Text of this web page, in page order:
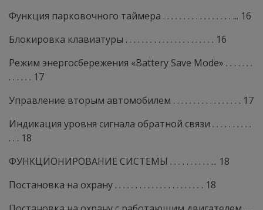
Функция парковочного таймера . . . . . . . . . . . . . . . . . ... 16
Блокировка клавиатуры . . . . . . . . . . . . . . . . . . . . . . 16
Режим энергосбережения «Battery Save Mode» . . . . . . .
. . . . . . 17
Управление вторым автомобилем . . . . . . . . . . . . . . . . . 17
Индикация уровня сигнала обратной связи . . . . . . . . . .
. . . 18
ФУНКЦИОНИРОВАНИЕ СИСТЕМЫ . . . . . . . . . . ... 18
Постановка на охрану . . . . . . . . . . . . . . . . . . . . . . 18